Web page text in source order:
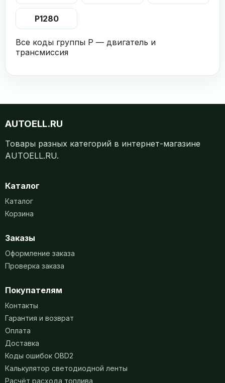
P1280
Все коды группы P — двигатель и
трансмиссия
AUTOELL.RU
Товары разных категорий в интернет-магазине
AUTOELL.RU.
Каталог
Каталог
Корзина
Заказы
Оформление заказа
Проверка заказа
Покупателям
Контакты
Гарантия и возврат
Оплата
Доставка
Коды ошибок OBD2
Калькулятор светодиодной ленты
Расчёт расхода топлива